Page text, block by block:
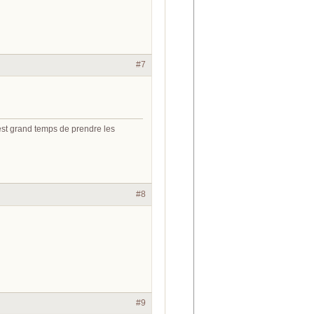
#7
grand temps de prendre les
#8
#9